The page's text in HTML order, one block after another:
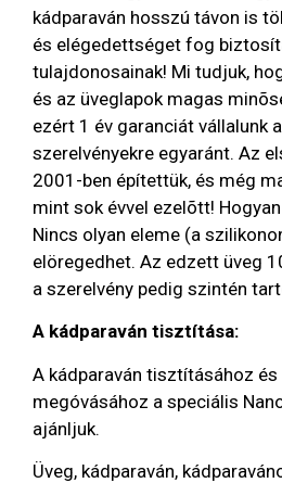
kádparaván hosszú távon is
és elégedettséget fog
tulajdonosainak! Mi tudjuk,
és az üveglapok magas
ezért 1 év garanciát vállalunk
szerelvényekre egyaránt. Az
2001-ben építettük, és még
mint sok évvel ezelõtt!
Nincs olyan eleme (a
elöregedhet. Az edzett üveg
a szerelvény pedig szintén
A kádparaván tisztítása:
A kádparaván tisztításához
megóvásához a speciális
ajánljuk.
Üveg, kádparaván,